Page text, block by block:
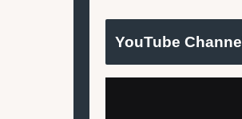
YouTube Channel